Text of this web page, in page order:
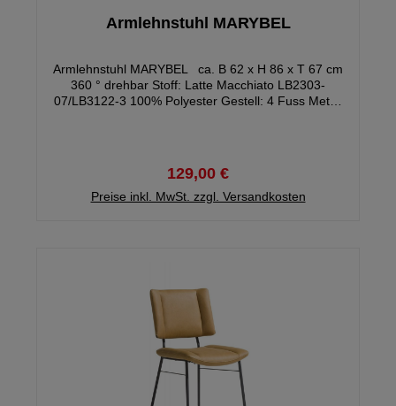
Armlehnstuhl MARYBEL
Armlehnstuhl MARYBEL ca. B 62 x H 86 x T 67 cm
360 ° drehbar Stoff: Latte Macchiato LB2303-
07/LB3122-3 100% Polyester Gestell: 4 Fuss Metall
129,00 €
Preise inkl. MwSt. zzgl. Versandkosten